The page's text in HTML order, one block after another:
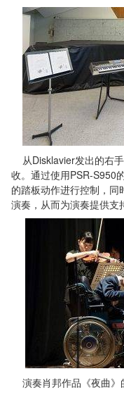
从Disklavier发出的右
收。通过使用PSR-S950
的踏板动作进行控制，同
演奏，从而为演奏提供支
演奏肖邦作品《夜曲》